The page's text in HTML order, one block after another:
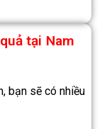
tại Nam
bạn sẽ có nhiều